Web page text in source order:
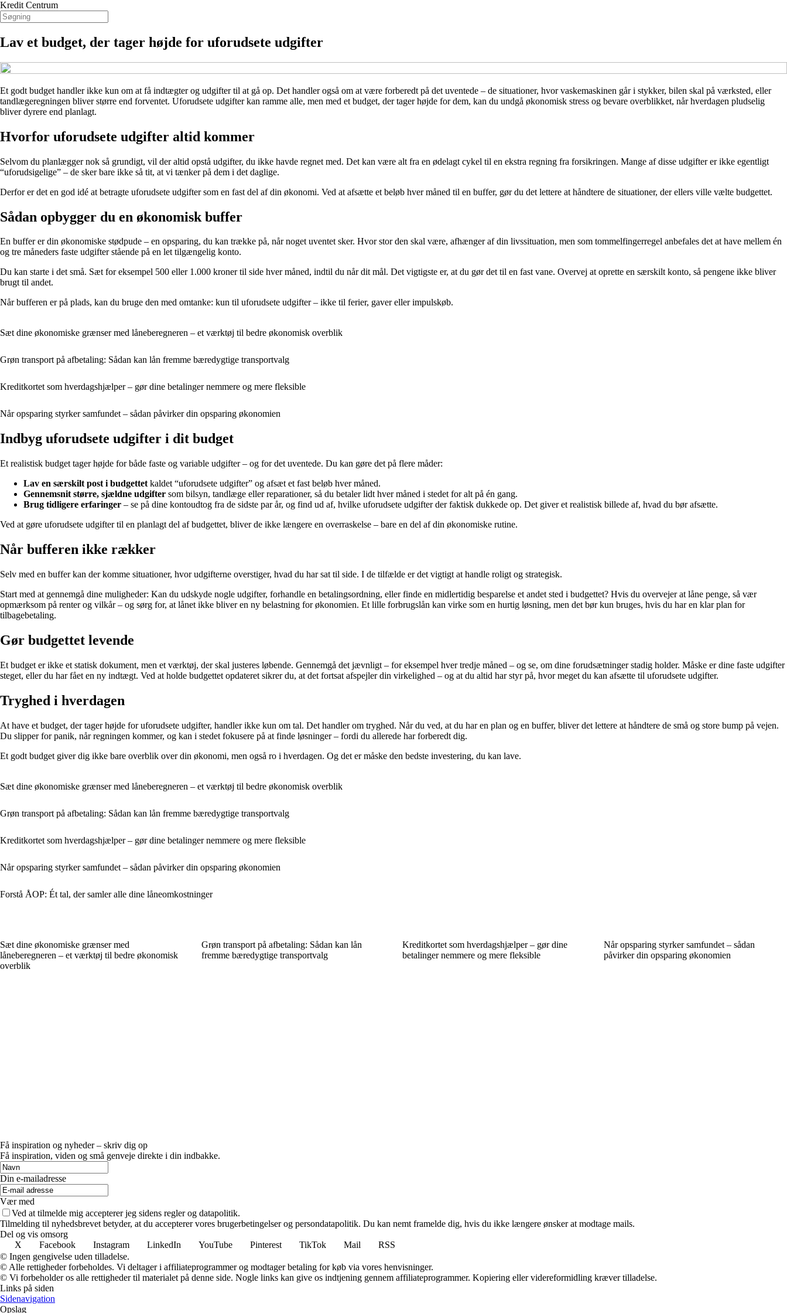
Kredit Centrum
Lav et budget, der tager højde for uforudsete udgifter
Et godt budget handler ikke kun om at få indtægter og udgifter til at gå op. Det handler også om at være forberedt på det uventede – de situationer, hvor vaskemaskinen går i stykker, bilen skal på værksted, eller
tandlægeregningen bliver større end forventet. Uforudsete udgifter kan ramme alle, men med et budget, der tager højde for dem, kan du undgå økonomisk stress og bevare overblikket, når hverdagen pludselig
bliver dyrere end planlagt.
Hvorfor uforudsete udgifter altid kommer
Selvom du planlægger nok så grundigt, vil der altid opstå udgifter, du ikke havde regnet med. Det kan være alt fra en ødelagt cykel til en ekstra regning fra forsikringen. Mange af disse udgifter er ikke egentligt
“uforudsigelige” – de sker bare ikke så tit, at vi tænker på dem i det daglige.
Derfor er det en god idé at betragte uforudsete udgifter som en fast del af din økonomi. Ved at afsætte et beløb hver måned til en buffer, gør du det lettere at håndtere de situationer, der ellers ville vælte budgettet.
Sådan opbygger du en økonomisk buffer
En buffer er din økonomiske stødpude – en opsparing, du kan trække på, når noget uventet sker. Hvor stor den skal være, afhænger af din livssituation, men som tommelfingerregel anbefales det at have mellem én
og tre måneders faste udgifter stående på en let tilgængelig konto.
Du kan starte i det små. Sæt for eksempel 500 eller 1.000 kroner til side hver måned, indtil du når dit mål. Det vigtigste er, at du gør det til en fast vane. Overvej at oprette en særskilt konto, så pengene ikke bliver
brugt til andet.
Når bufferen er på plads, kan du bruge den med omtanke: kun til uforudsete udgifter – ikke til ferier, gaver eller impulskøb.
Sæt dine økonomiske grænser med låneberegneren – et værktøj til bedre økonomisk overblik
Grøn transport på afbetaling: Sådan kan lån fremme bæredygtige transportvalg
Kreditkortet som hverdagshjælper – gør dine betalinger nemmere og mere fleksible
Når opsparing styrker samfundet – sådan påvirker din opsparing økonomien
Indbyg uforudsete udgifter i dit budget
Et realistisk budget tager højde for både faste og variable udgifter – og for det uventede. Du kan gøre det på flere måder:
Lav en særskilt post i budgettet kaldet “uforudsete udgifter” og afsæt et fast beløb hver måned.
Gennemsnit større, sjældne udgifter som bilsyn, tandlæge eller reparationer, så du betaler lidt hver måned i stedet for alt på én gang.
Brug tidligere erfaringer – se på dine kontoudtog fra de sidste par år, og find ud af, hvilke uforudsete udgifter der faktisk dukkede op. Det giver et realistisk billede af, hvad du bør afsætte.
Ved at gøre uforudsete udgifter til en planlagt del af budgettet, bliver de ikke længere en overraskelse – bare en del af din økonomiske rutine.
Når bufferen ikke rækker
Selv med en buffer kan der komme situationer, hvor udgifterne overstiger, hvad du har sat til side. I de tilfælde er det vigtigt at handle roligt og strategisk.
Start med at gennemgå dine muligheder: Kan du udskyde nogle udgifter, forhandle en betalingsordning, eller finde en midlertidig besparelse et andet sted i budgettet? Hvis du overvejer at låne penge, så vær
opmærksom på renter og vilkår – og sørg for, at lånet ikke bliver en ny belastning for økonomien. Et lille forbrugslån kan virke som en hurtig løsning, men det bør kun bruges, hvis du har en klar plan for
tilbagebetaling.
Gør budgettet levende
Et budget er ikke et statisk dokument, men et værktøj, der skal justeres løbende. Gennemgå det jævnligt – for eksempel hver tredje måned – og se, om dine forudsætninger stadig holder. Måske er dine faste udgifter
steget, eller du har fået en ny indtægt. Ved at holde budgettet opdateret sikrer du, at det fortsat afspejler din virkelighed – og at du altid har styr på, hvor meget du kan afsætte til uforudsete udgifter.
Tryghed i hverdagen
At have et budget, der tager højde for uforudsete udgifter, handler ikke kun om tal. Det handler om tryghed. Når du ved, at du har en plan og en buffer, bliver det lettere at håndtere de små og store bump på vejen.
Du slipper for panik, når regningen kommer, og kan i stedet fokusere på at finde løsninger – fordi du allerede har forberedt dig.
Et godt budget giver dig ikke bare overblik over din økonomi, men også ro i hverdagen. Og det er måske den bedste investering, du kan lave.
Sæt dine økonomiske grænser med låneberegneren – et værktøj til bedre økonomisk overblik
Grøn transport på afbetaling: Sådan kan lån fremme bæredygtige transportvalg
Kreditkortet som hverdagshjælper – gør dine betalinger nemmere og mere fleksible
Når opsparing styrker samfundet – sådan påvirker din opsparing økonomien
Forstå ÅOP: Ét tal, der samler alle dine låneomkostninger
Sæt dine økonomiske grænser med
låneberegneren – et værktøj til bedre økonomisk
overblik
Grøn transport på afbetaling: Sådan kan lån
fremme bæredygtige transportvalg
Kreditkortet som hverdagshjælper – gør dine
betalinger nemmere og mere fleksible
Når opsparing styrker samfundet – sådan
påvirker din opsparing økonomien
Få inspiration og nyheder – skriv dig op
Få inspiration, viden og små genveje direkte i din indbakke.
Din e-mailadresse
Vær med
Ved at tilmelde mig accepterer jeg sidens regler og datapolitik.
Tilmelding til nyhedsbrevet betyder, at du accepterer vores brugerbetingelser og persondatapolitik. Du kan nemt framelde dig, hvis du ikke længere ønsker at modtage mails.
Del og vis omsorg
X
Facebook Instagram LinkedIn YouTube Pinterest TikTok Mail
RSS
© Ingen gengivelse uden tilladelse.
© Alle rettigheder forbeholdes. Vi deltager i affiliateprogrammer og modtager betaling for køb via vores henvisninger.
© Vi forbeholder os alle rettigheder til materialet på denne side. Nogle links kan give os indtjening gennem affiliateprogrammer. Kopiering eller videreformidling kræver tilladelse.
Links på siden
Sidenavigation
Opslag